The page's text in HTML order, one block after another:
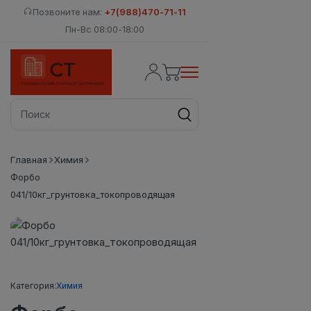
Позвоните нам: +7(988)470-71-11
Пн-Вс 08:00-18:00
Главная
Химия
Форбо
041/10кг_грунтовка_токопроводящая
Категория:Химия